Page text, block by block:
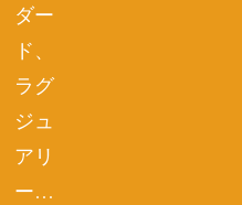
ダー
ド、
ラグ
ジュ
アリ
ー…